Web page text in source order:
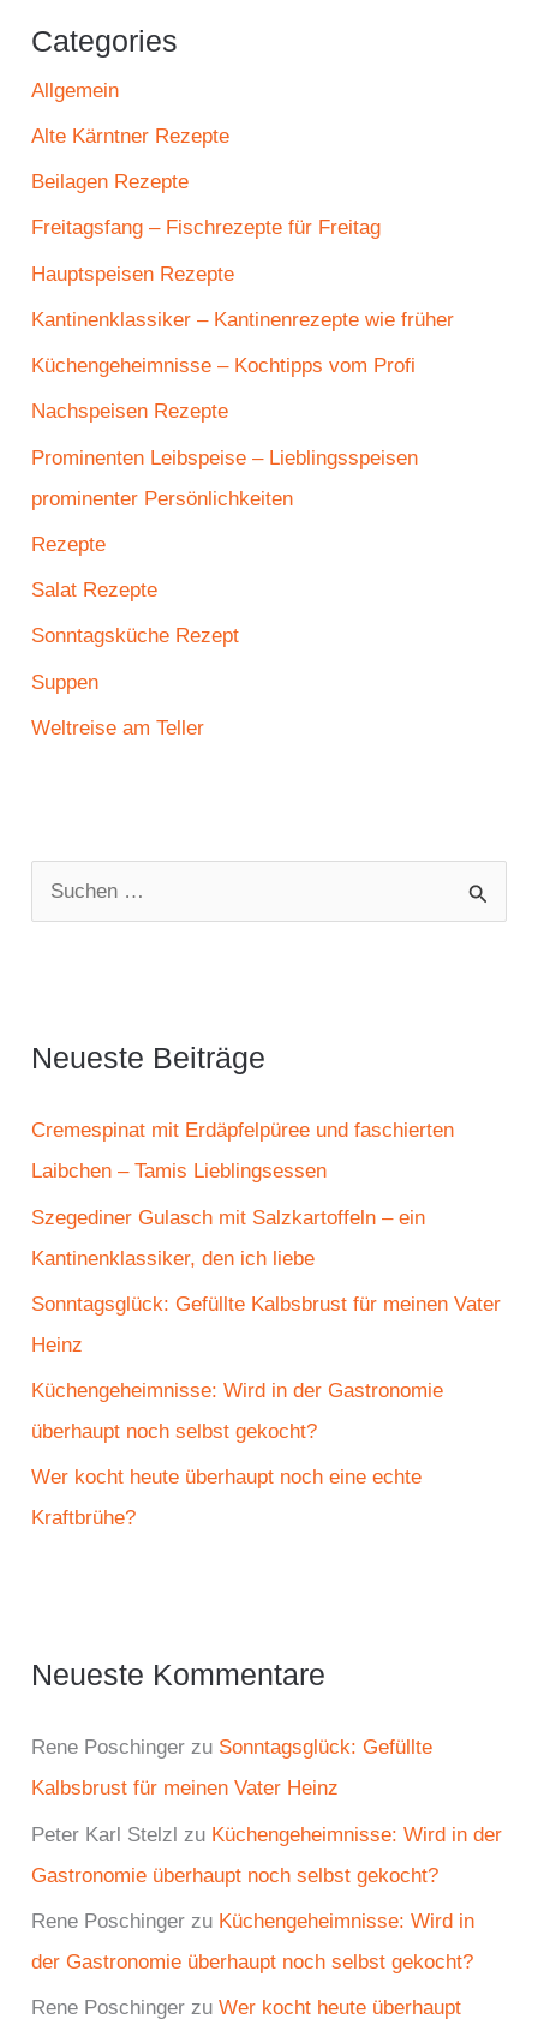
Categories
Allgemein
Alte Kärntner Rezepte
Beilagen Rezepte
Freitagsfang – Fischrezepte für Freitag
Hauptspeisen Rezepte
Kantinenklassiker – Kantinenrezepte wie früher
Küchengeheimnisse – Kochtipps vom Profi
Nachspeisen Rezepte
Prominenten Leibspeise – Lieblingsspeisen
prominenter Persönlichkeiten
Rezepte
Salat Rezepte
Sonntagsküche Rezept
Suppen
Weltreise am Teller
u
e
n
a
c
h
Neueste Beiträge
Cremespinat mit Erdäpfelpüree und faschierten
Laibchen – Tamis Lieblingsessen
Szegediner Gulasch mit Salzkartoffeln – ein
Kantinenklassiker, den ich liebe
Sonntagsglück: Gefüllte Kalbsbrust für meinen Vater
Heinz
Küchengeheimnisse: Wird in der Gastronomie
überhaupt noch selbst gekocht?
Wer kocht heute überhaupt noch eine echte
Kraftbrühe?
Neueste Kommentare
Rene Poschinger zu Sonntagsglück: Gefüllte
Kalbsbrust für meinen Vater Heinz
Peter Karl Stelzl zu Küchengeheimnisse: Wird in der
Gastronomie überhaupt noch selbst gekocht?
Rene Poschinger zu Küchengeheimnisse: Wird in
der Gastronomie überhaupt noch selbst gekocht?
Rene Poschinger zuWer kocht heute überhaupt